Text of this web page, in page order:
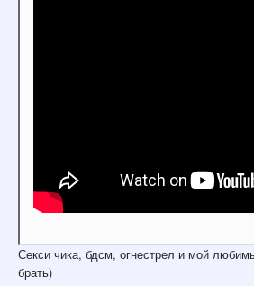
Секси чика, бдсм, огнестрел и мой
брать)